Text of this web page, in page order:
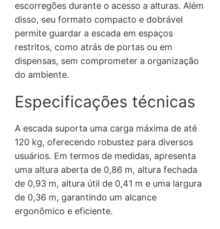
escorregões durante o acesso a alturas. Além
disso, seu formato compacto e dobrável
permite guardar a escada em espaços
restritos, como atrás de portas ou em
dispensas, sem comprometer a organização
do ambiente.
Especificações técnicas
A escada suporta uma carga máxima de até
120 kg, oferecendo robustez para diversos
usuários. Em termos de medidas, apresenta
uma altura aberta de 0,86 m, altura fechada
de 0,93 m, altura útil de 0,41 m e uma largura
de 0,36 m, garantindo um alcance
ergonômico e eficiente.